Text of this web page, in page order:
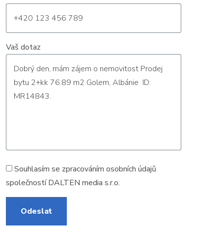
Vaš dotaz
Souhlasím se zpracovánímosobních údajů
společností DALTEN media s.r.o.
Odeslat